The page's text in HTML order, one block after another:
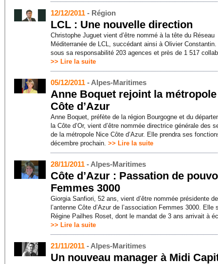
12/12/2011 - Région
LCL : Une nouvelle direction
Christophe Juguet vient d’être nommé à la tête du Réseau
Méditerranée de LCL, succédant ainsi à Olivier
sous sa responsabilité 203 agences et près de 1 517
>> Lire la suite
05/12/2011 - Alpes-Maritimes
Anne Boquet rejoint la
Côte d’Azur
Anne Boquet, préfète de la région Bourgogne et du
la Côte d’Or, vient d’être nommée directrice générale des
de la métropole Nice Côte d’Azur. Elle prendra ses
décembre prochain. >> Lire la suite
28/11/2011 - Alpes-Maritimes
Côte d’Azur : Passation de
Femmes 3000
Giorgia Sanfiori, 52 ans, vient d’être nommée présidente de
l’antenne Côte d’Azur de l’association Femmes 3000. Elle
Régine Pailhes Roset, dont le mandat de 3 ans arrivait à
>> Lire la suite
21/11/2011 - Alpes-Maritimes
Un nouveau manager à Midi